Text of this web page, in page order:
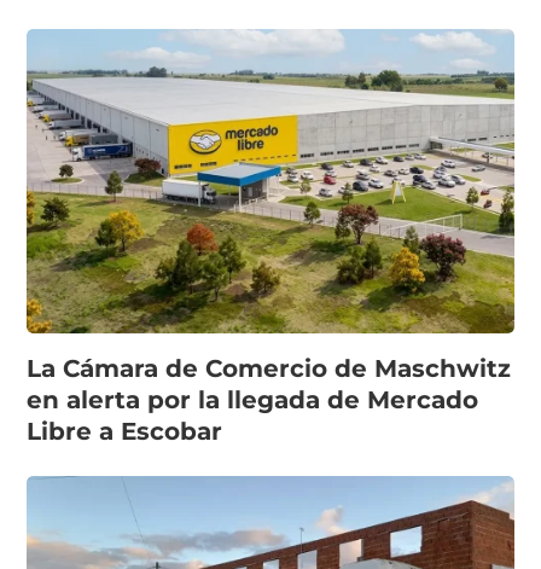
La Cámara de Comercio de Maschwitz
en alerta por la llegada de Mercado
Libre a Escobar